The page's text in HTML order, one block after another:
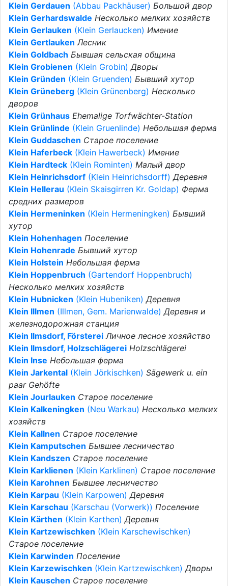
Klein Gerdauen (Abbau Packhäuser) Большой двор
Klein Gerhardswalde Несколько мелких хозяйств
Klein Gerlauken (Klein Gerlaucken) Имение
Klein Gertlauken Лесник
Klein Goldbach Бывшая сельская община
Klein Grobienen (Klein Grobin)Дворы
Klein Gründen (Klein Gruenden) Бывший хутор
Klein Grüneberg (Klein Grünenberg) Несколько
дворов
Klein Grünhaus Ehemalige Torfwächter-Station
Klein Grünlinde (Klein Gruenlinde) Небольшая ферма
Klein Guddaschen Старое поселение
Klein Haferbeck (Klein Hawerbeck) Имение
Klein Hardteck (Klein Rominten) Малый двор
Klein Heinrichsdorf (Klein Heinrichsdorff)Деревня
Klein Hellerau (Klein Skaisgirren Kr. Goldap) Ферма
средних размеров
Klein Hermeninken (Klein Hermeningken) Бывший
хутор
Klein Hohenhagen Поселение
Klein Hohenrade Бывший хутор
Klein Holstein Небольшая ферма
Klein Hoppenbruch (Gartendorf Hoppenbruch)
Несколько мелких хозяйств
Klein Hubnicken (Klein Hubeniken)Деревня
Klein Illmen (Illmen, Gem. Marienwalde)Деревня и
железнодорожная станция
Klein Ilmsdorf, Försterei Личное лесное хозяйство
Klein Ilmsdorf, Holzschlägerei Holzschlägerei
Klein Inse Небольшая ферма
Klein Jarkental (Klein Jörkischken) Sägewerk u. ein
paar Gehöfte
Klein Jourlauken Старое поселение
Klein Kalkeningken (Neu Warkau) Несколько мелких
хозяйств
Klein Kallnen Старое поселение
Klein Kamputschen Бывшее лесничество
Klein Kandszen Старое поселение
Klein Karklienen (Klein Karklinen) Старое поселение
Klein Karohnen Бывшее лесничество
Klein Karpau (Klein Karpowen)Деревня
Klein Karschau (Karschau (Vorwerk)) Поселение
Klein Kärthen (Klein Karthen)Деревня
Klein Kartzewischken (Klein Karschewischken)
Старое поселение
Klein Karwinden Поселение
Klein Karzewischken (Klein Kartzewischken)Дворы
Klein Kauschen Старое поселение